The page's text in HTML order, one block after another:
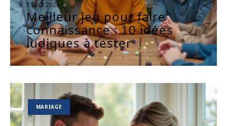
1 août 2026
Meilleur jeu pour faire
connaissance : 10 idées
ludiques à tester
MARIAGE